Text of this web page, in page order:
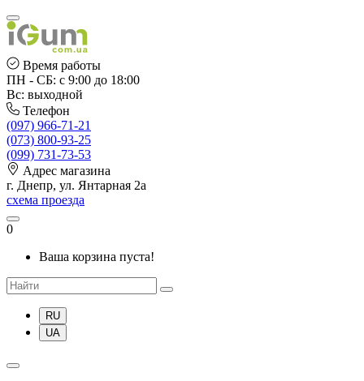
Время работы
ПН - СБ: с 9:00 до 18:00
Вс: выходной
Телефон
(097) 966-71-21
(073) 800-93-25
(099) 731-73-53
Адрес магазина
г. Днепр, ул. Янтарная 2а
схема проезда
0
Ваша корзина пуста!
RU
UA